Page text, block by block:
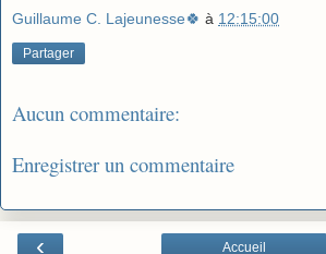
Guillaume C. Lajeunesse🍀 à 12:15:00
Partager
Aucun commentaire:
Enregistrer un commentaire
‹ Accueil